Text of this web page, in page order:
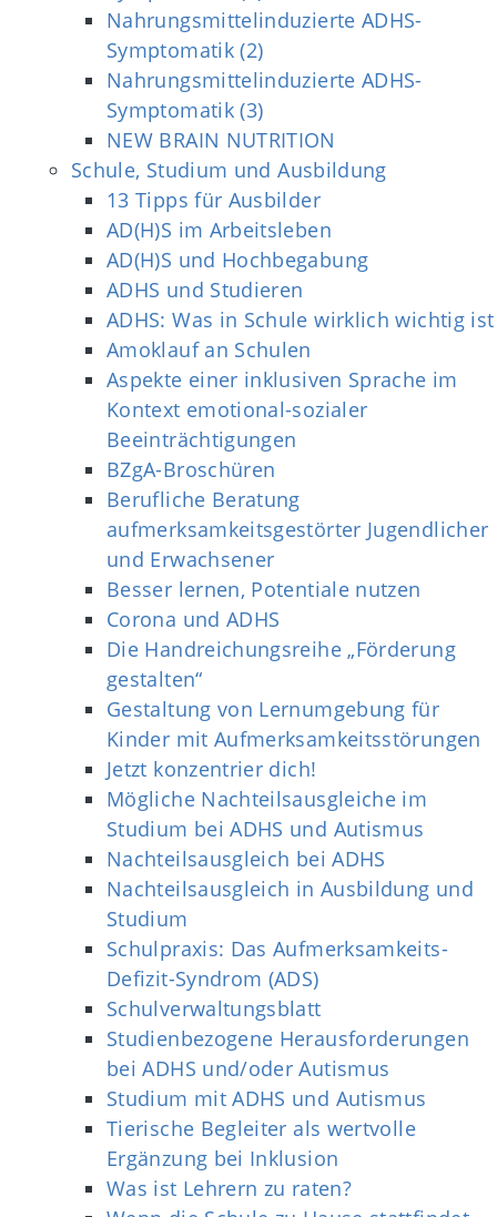
Nahrungsmittelinduzierte ADHS-
Symptomatik (2)
Nahrungsmittelinduzierte ADHS-
Symptomatik (3)
NEW BRAIN NUTRITION
Schule, Studium und Ausbildung
13 Tipps für Ausbilder
AD(H)S im Arbeitsleben
AD(H)S und Hochbegabung
ADHS und Studieren
ADHS: Was in Schule wirklich wichtig ist
Amoklauf an Schulen
Aspekte einer inklusiven Sprache im
Kontext emotional-sozialer
Beeinträchtigungen
BZgA-Broschüren
Berufliche Beratung
aufmerksamkeitsgestörter Jugendlicher
und Erwachsener
Besser lernen, Potentiale nutzen
Corona und ADHS
Die Handreichungsreihe „Förderung
gestalten“
Gestaltung von Lernumgebung für
Kinder mit Aufmerksamkeitsstörungen
Jetzt konzentrier dich!
Mögliche Nachteilsausgleiche im
Studium bei ADHS und Autismus
Nachteilsausgleich bei ADHS
Nachteilsausgleich in Ausbildung und
Studium
Schulpraxis: Das Aufmerksamkeits-
Defizit-Syndrom (ADS)
Schulverwaltungsblatt
Studienbezogene Herausforderungen
bei ADHS und/oder Autismus
Studium mit ADHS und Autismus
Tierische Begleiter als wertvolle
Ergänzung bei Inklusion
Was ist Lehrern zu raten?